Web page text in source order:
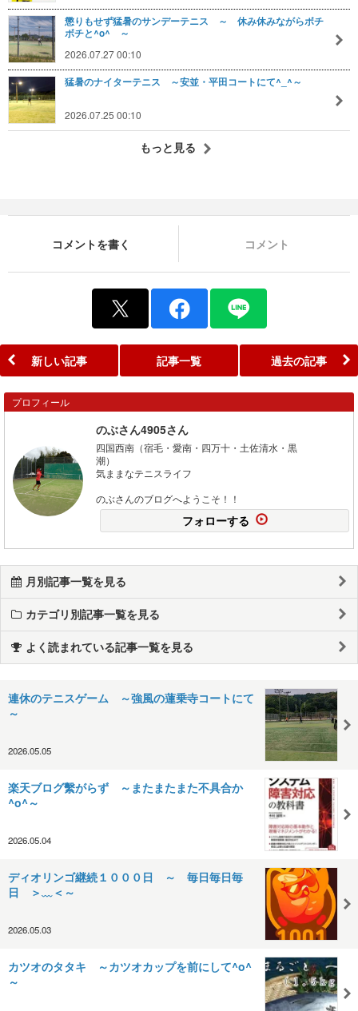
懲りもせず猛暑のサンデーテニス ～ 休み休みながらボチ
ボチと^o^ ～
2026.07.27 00:10
猛暑のナイターテニス ～安並・平田コートにて^_^～
2026.07.25 00:10
もっと見る
コメントを書く コメント
新しい記事 記事一覧 過去の記事
プロフィール
のぶさん4905さん
四国西南（宿毛・愛南・四万十・土佐清水・黒
潮
気ままなテニスライフ
のぶさんのブログへようこそ！！
フォローする
月別記事一覧を見る
カテゴリ別記事一覧を見る
よく読まれている記事一覧を見る
連休のテニスゲーム ～強風の蓮乗寺コートにて
～
2026.05.05
楽天ブログ繫がらず ～またまたまた不具合か
^o^～
2026.05.04
ディオリンゴ継続１０００日 ～ 毎日毎日毎
日 ＞﹏＜～
2026.05.03
カツオのタタキ ～カツオカップを前にして^o^
～